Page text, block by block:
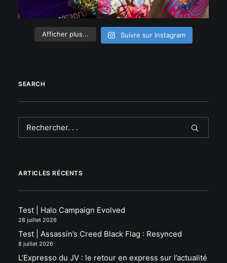
Afficher plus... Suivre sur Instagram
SEARCH
ARTICLES RÉCENTS
Test | Halo Campaign Evolved
28 juillet 2026
Test | Assassin’s Creed Black Flag : Resynced
8 juillet 2026
L’Expresso du JV : le retour en express sur l’actualité